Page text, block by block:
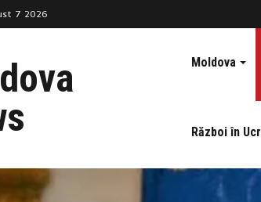
7 2026
Moldova
Război în